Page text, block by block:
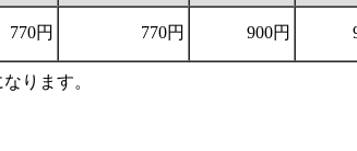
770円 770円 900円
ります。